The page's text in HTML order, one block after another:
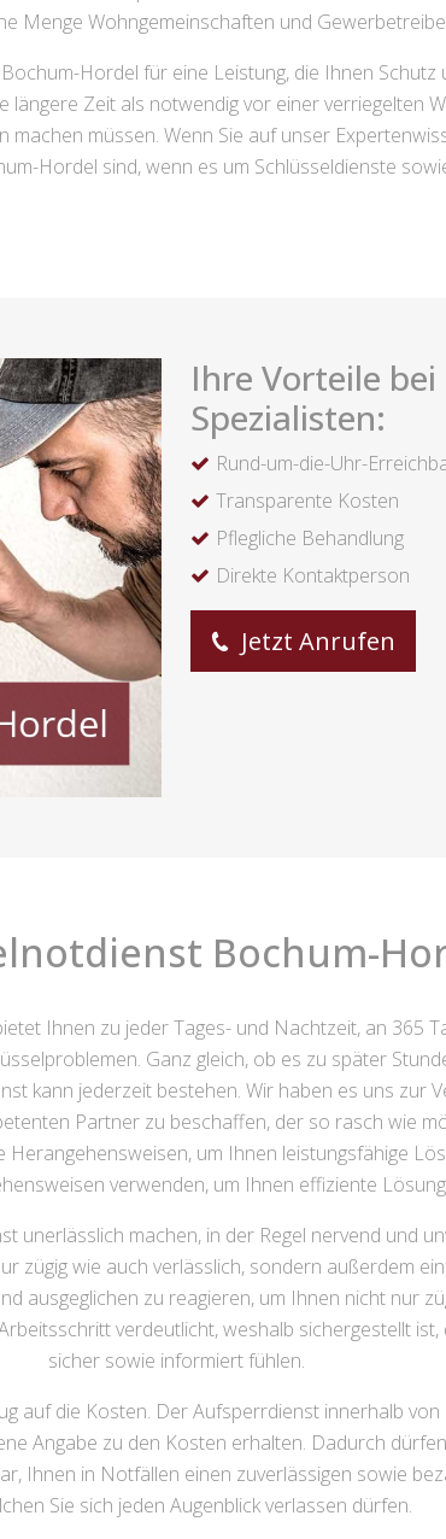
Menge Wohngemeinschaften und
Hordel für eine Leistung, die Ihnen
längere Zeit als notwendig vor einer verriegelten
müssen. Wenn Sie auf unser
Hordel sind, wenn es um Schlüsseldienste
Ihre Vorteile
Spezialisten:
Rund-um-die-Uhr-
Transparente Kosten
Pflegliche Behandlung
Direkte Kontaktperson
Jetzt Anrufen
Bochum-
Ihnen zu jeder Tages- und Nachtzeit, an 365
Ganz gleich, ob es zu später
kann jederzeit bestehen. Wir haben es uns zur
Partner zu beschaffen, der so rasch wie
um Ihnen leistungsfähige
verwenden, um Ihnen effiziente
unerlässlich machen, in der Regel nervend und
zügig wie auch verlässlich, sondern außerdem
ausgeglichen zu reagieren, um Ihnen nicht nur
verdeutlicht, weshalb sichergestellt
sicher sowie informiert fühlen.
auf die Kosten. Der Aufsperrdienst innerhalb
Angabe zu den Kosten erhalten. Dadurch
Ihnen in Notfällen einen zuverlässigen sowie
Sie sich jeden Augenblick verlassen dürfen.